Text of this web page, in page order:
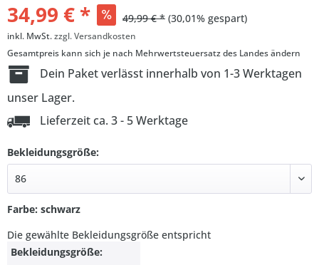
34,99 € * 49,99 € * (30,01% gespart)
inkl. MwSt.zzgl. Versandkosten
Gesamtpreis kann sich je nach Mehrwertsteuersatz des Landes ändern
Dein Paket verlässt innerhalb von 1-3 Werktagen
unser Lager.
Lieferzeit ca. 3 - 5 Werktage
Bekleidungsgröße:
Farbe: schwarz
Die gewählte Bekleidungsgröße entspricht
Bekleidungsgröße: